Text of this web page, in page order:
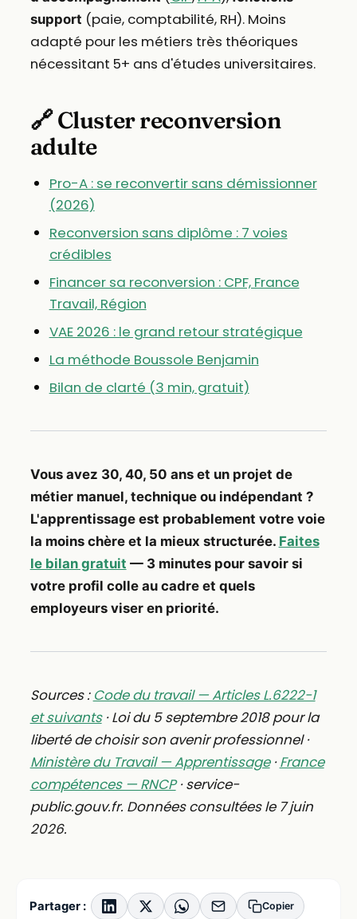
support (paie, comptabilité, RH). Moins
adapté pour les métiers très théoriques
nécessitant 5+ ans d'études universitaires.
🔗 Cluster reconversion
adulte
Pro-A : se reconvertir sans démissionner
(2026)
Reconversion sans diplôme : 7 voies
crédibles
Financer sa reconversion : CPF, France
Travail, Région
VAE 2026 : le grand retour stratégique
La méthode Boussole Benjamin
Bilan de clarté (3 min, gratuit)
Vous avez 30, 40, 50 ans et un projet de
métier manuel, technique ou indépendant ?
L'apprentissage est probablement votre voie
la moins chère et la mieux structurée. Faites
le bilan gratuit — 3 minutes pour savoir si
votre profil colle au cadre et quels
employeurs viser en priorité.
Sources : Code du travail — Articles L.6222-1
et suivants· Loi du 5 septembre 2018 pour la
liberté de choisir son avenir professionnel ·
Ministère du Travail — Apprentissage·France
compétences — RNCP· service-
public.gouv.fr. Données consultées le 7 juin
2026.
Partager : Copier